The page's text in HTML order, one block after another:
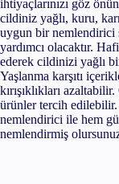
ihtiyaçlarınızı göz
cildiniz yağlı, kuru,
uygun bir nemlendirici
yardımcı olacaktır.
ederek cildinizi yağlı
Yaşlanma karşıtı
kırışıklıkları
ürünler tercih
nemlendirici ile hem
nemlendirmiş